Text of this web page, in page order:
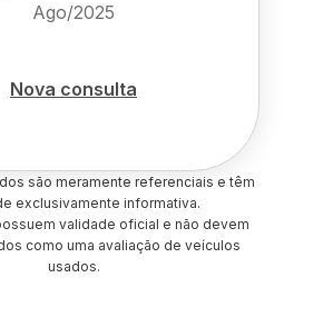
Ago/2025
Nova consulta
são meramente referenciais e têm
exclusivamente informativa.
validade oficial e não devem
como uma avaliação de veículos
usados.